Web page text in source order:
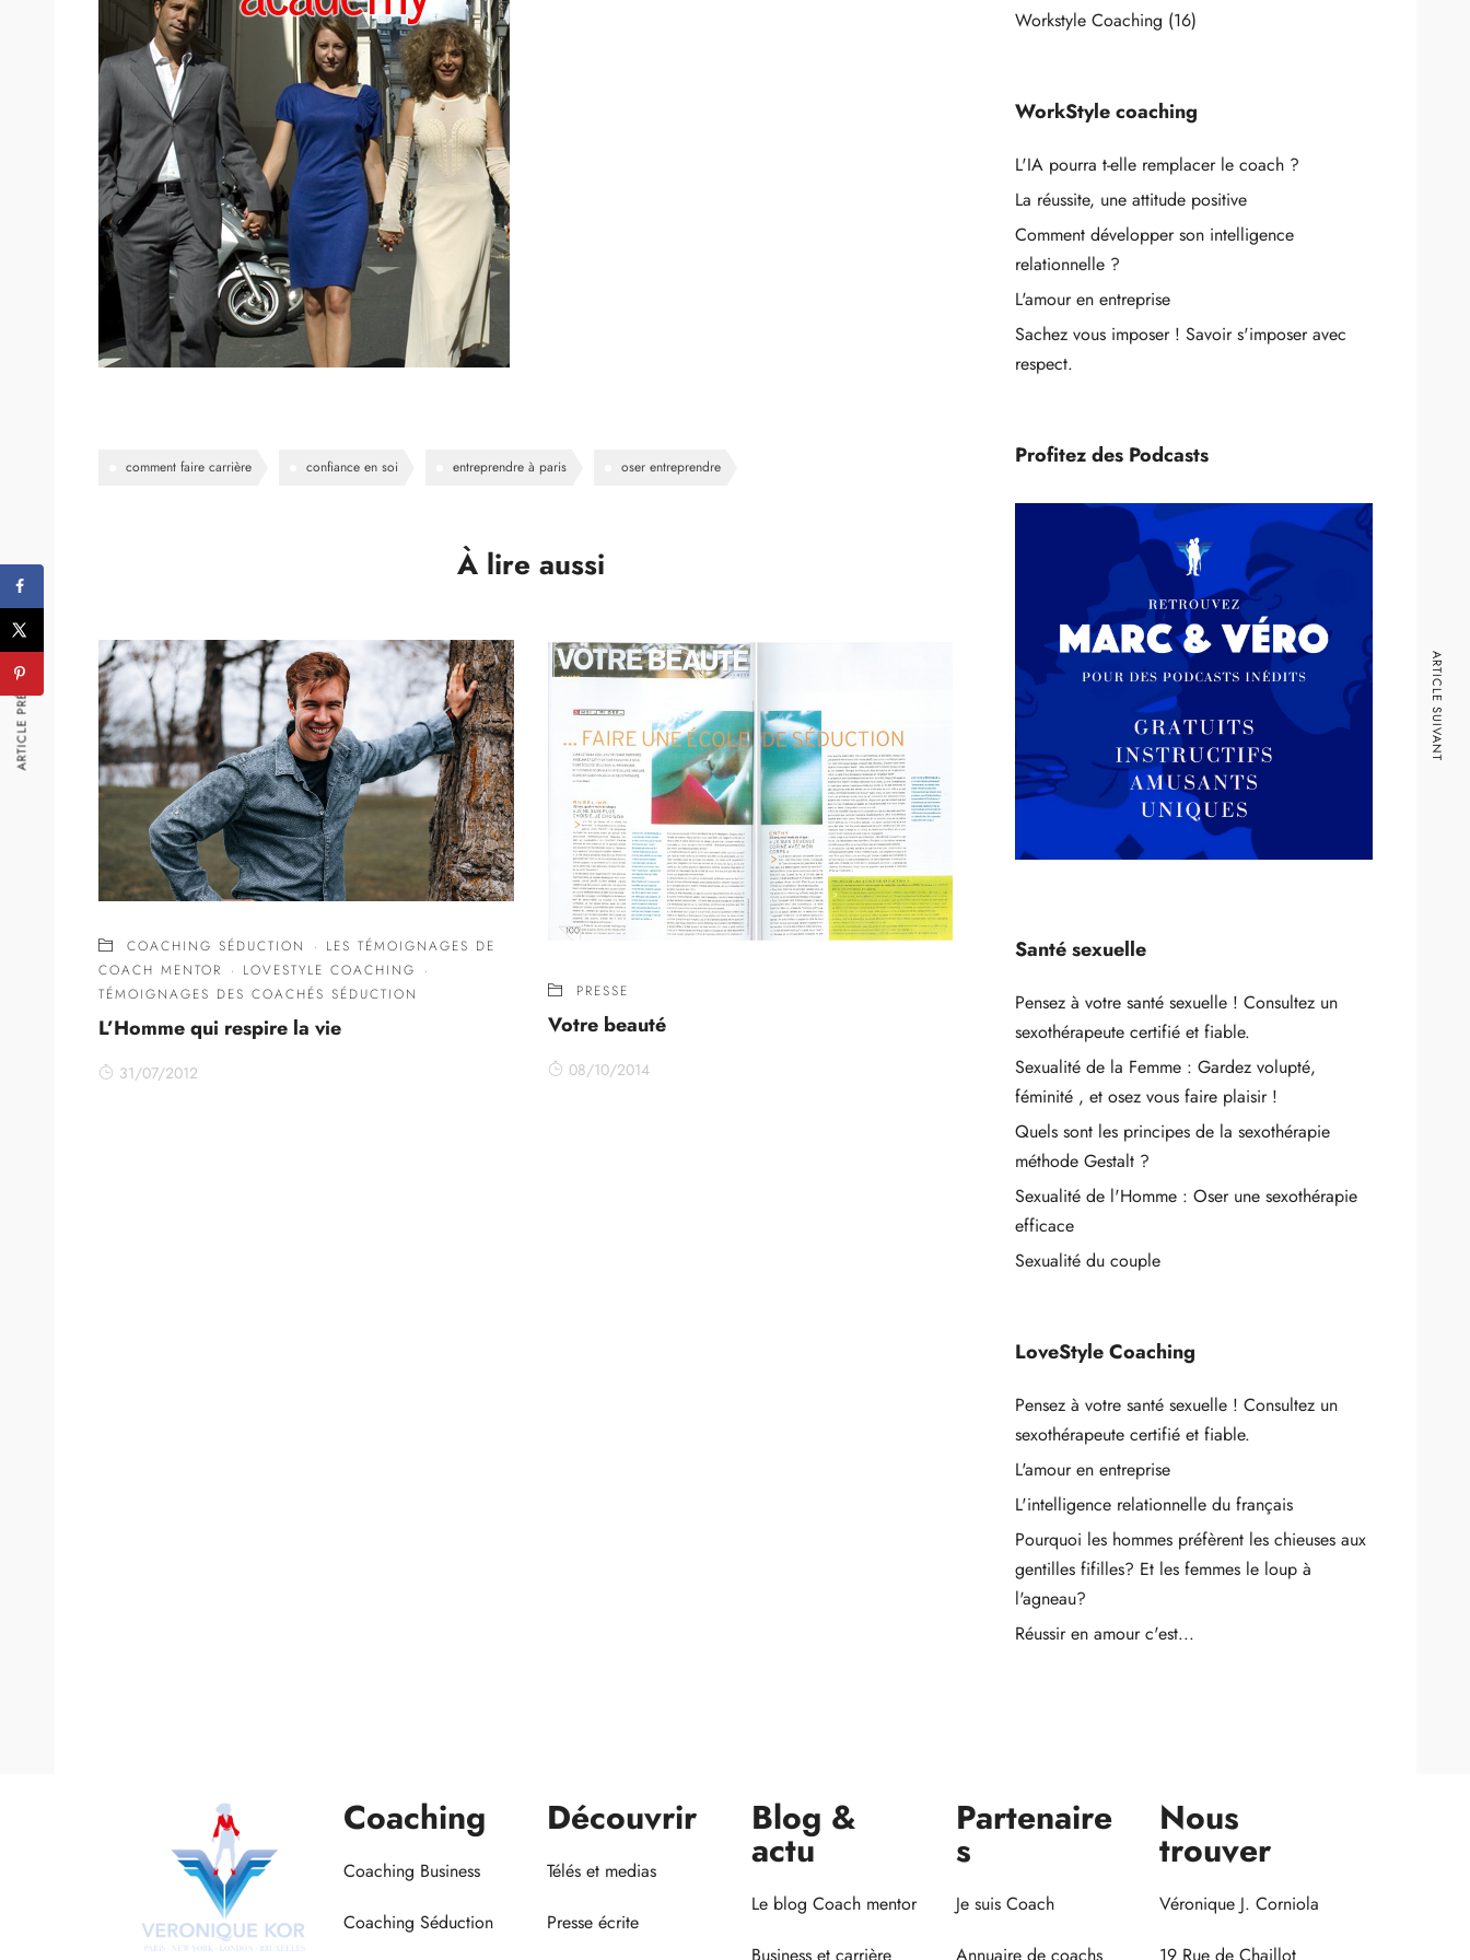
comment faire carrière confiance en soi entreprendre à paris oser entreprendre
À lire aussi
COACHING SÉDUCTION · LES TÉMOIGNAGES DE
COACH MENTOR · LOVESTYLE COACHING ·
TÉMOIGNAGES DES COACHÉS SÉDUCTION
L’Homme qui respire la vie
31/07/2012
PRESSE
Votre beauté
08/10/2014
ARTICLE PRÉCÉDENT ARTICLE SUIVANT
Workstyle Coaching (16)
WorkStyle coaching
L'IA pourra t-elle remplacer le coach ?
La réussite, une attitude positive
Comment développer son intelligence
relationnelle ?
L'amour en entreprise
Sachez vous imposer ! Savoir s'imposer avec
respect.
Profitez des Podcasts
Santé sexuelle
Pensez à votre santé sexuelle ! Consultez un
sexothérapeute certifié et fiable.
Sexualité de la Femme : Gardez volupté,
féminité , et osez vous faire plaisir !
Quels sont les principes de la sexothérapie
méthode Gestalt ?
Sexualité de l'Homme : Oser une sexothérapie
efficace
Sexualité du couple
LoveStyle Coaching
Pensez à votre santé sexuelle ! Consultez un
sexothérapeute certifié et fiable.
L'amour en entreprise
L'intelligence relationnelle du français
Pourquoi les hommes préfèrent les chieuses aux
gentilles fifilles? Et les femmes le loup à
l'agneau?
Réussir en amour c'est...
Coaching
Coaching Business
Coaching Séduction
Découvrir
Télés et medias
Presse écrite
Blog &
actu
Le blog Coach mentor
Partenaire
s
Je suis Coach
Nous
trouver
Véronique J. Corniola